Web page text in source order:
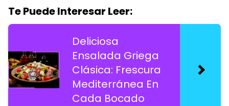
Te Puede Interesar Leer:
Deliciosa
Ensalada Griega
Clásica: Frescura
Mediterránea En
Cada Bocado